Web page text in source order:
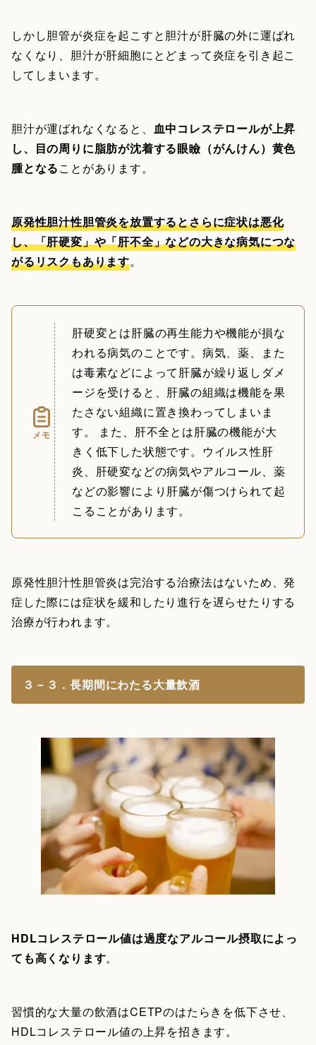
しかし胆管が炎症を起こすと胆汁が肝臓の外に運ばれ
なくなり、胆汁が肝細胞にとどまって炎症を引き起こ
してしまいます。
胆汁が運ばれなくなると、 血中コレステロールが上昇
し、目の周りに脂肪が沈着する眼瞼（がんけん）黄色
腫となることがあります。
原発性胆汁性胆管炎を放置するとさらに症状は悪化
し、「肝硬変」や「肝不全」などの大きな病気につな
がるリスクもあります。
メモ
肝硬変とは肝臓の再生能力や機能が損な
われる病気のことです。病気、薬、また
は毒素などによって肝臓が繰り返しダメ
ージを受けると、肝臓の組織は機能を果
たさない組織に置き換わってしまいま
す。 また、肝不全とは肝臓の機能が大
きく低下した状態です。ウイルス性肝
炎、肝硬変などの病気やアルコール、薬
などの影響により肝臓が傷つけられて起
こることがあります。
原発性胆汁性胆管炎は完治する治療法はないため、発
症した際には症状を緩和したり進行を遅らせたりする
治療が行われます。
３－３．長期間にわたる大量飲酒
HDLコレステロール値は過度なアルコール摂取によっ
ても高くなります。
習慣的な大量の飲酒はCETPのはたらきを低下させ、
HDLコレステロール値の上昇を招きます。